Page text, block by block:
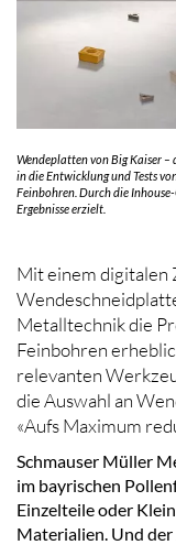
Wendeplatten von Big Kaiser
in die Entwicklung und Tests
Feinbohren. Durch die
Ergebnisse erzielt.
Mit einem digitalen
Metalltechnik die
Feinbohren
relevanten
die Auswahl an
«Aufs Maximum
Schmauser Müller
im bayrischen
Einzelteile oder
Materialien. Und